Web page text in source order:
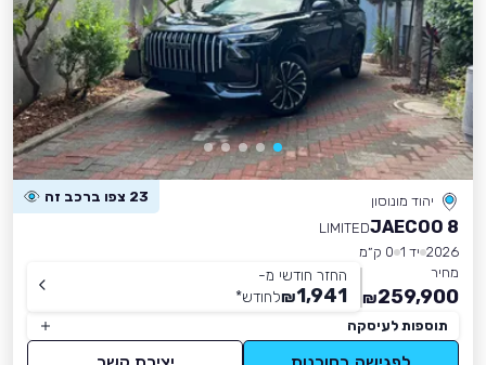
יהוד מונוסון 23 צפו ברכב זה
JAECOO 8
LIMITED
2026 יד 1
0 ק״מ
מחיר
259,900
₪
החזר חודשי מ-
1,941
₪לחודש*
תוספות לעיסקה